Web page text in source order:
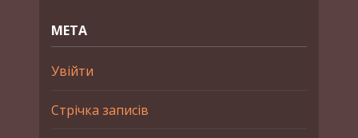
МЕТА
Увійти
Стрічка записів